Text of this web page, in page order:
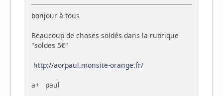
bonjour à tous
Beaucoup de choses soldés dans la rubrique
"soldes 5€"
http://aorpaul.monsite-orange.fr/
a+ paul